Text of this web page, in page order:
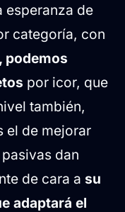
esperanza de
categoría, con
podemos
por icor, que
también,
el de mejorar
dan
de cara a su
adaptará el